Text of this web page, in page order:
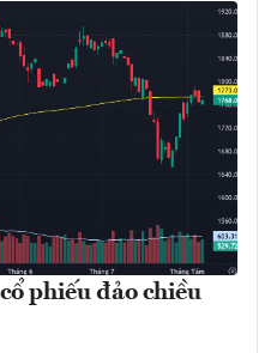
phiếu đảo chiều